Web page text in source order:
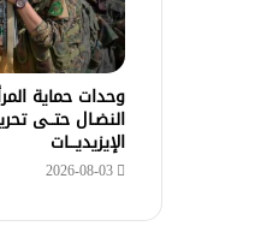
وحدات حماية
النضـال حتــى
الإيزيديـــات
2026-08-03